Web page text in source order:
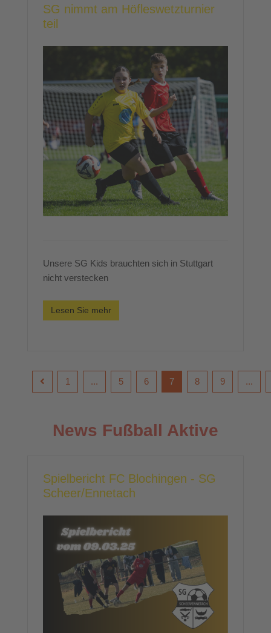
SG nimmt am Höfleswetzturnier
teil
Unsere SG Kids brauchten sich in Stuttgart
nicht verstecken
Lesen Sie mehr
1 ... 5 6 7 8 9 ...
News Fußball Aktive
Spielbericht FC Blochingen - SG
Scheer/Ennetach